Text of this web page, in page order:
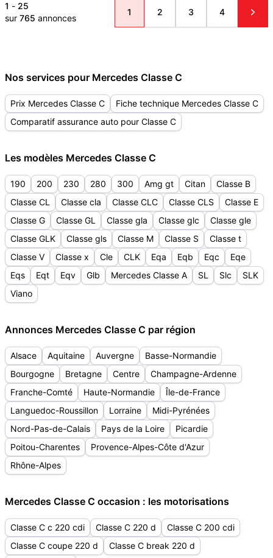
1 - 25
sur 765 annonces
1 2 3 4
Nos services pour Mercedes Classe C
Prix Mercedes Classe C
Fiche technique Mercedes Classe C
Comparatif assurance auto pour Classe C
Les modèles Mercedes Classe C
190 200 230 280 300 Amg gt Citan
Classe B
Classe CL
Classe cla Classe CLC Classe CLS
Classe E
Classe G
Classe GL Classe gla Classe glc
Classe gle
Classe GLK
Classe gls Classe M Classe S
Classe t
Classe V
Classe x Cle CLK Eqa Eqb Eqc
Eqe
Eqs
Eqt Eqv Glb Mercedes Classe A SL Slc
SLK
Viano
Annonces Mercedes Classe C par région
Alsace Aquitaine Auvergne
Basse-Normandie
Bourgogne
Bretagne Centre
Champagne-Ardenne
Franche-Comté
Haute-Normandie
Île-de-France
Languedoc-Roussillon
Lorraine
Midi-Pyrénées
Nord-Pas-de-Calais
Pays de la Loire
Picardie
Poitou-Charentes
Provence-Alpes-Côte d'Azur
Rhône-Alpes
Mercedes Classe C occasion : les motorisations
Classe C c 220 cdi Classe C 220 d
Classe C 200 cdi
Classe C coupe 220 d
Classe C break 220 d